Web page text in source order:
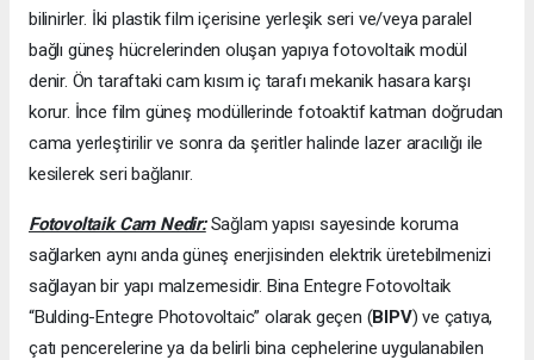
bilinirler. İki plastik film içerisine yerleşik seri ve/veya paralel
bağlı güneş hücrelerinden oluşan yapıya fotovoltaik modül
denir. Ön taraftaki cam kısım iç tarafı mekanik hasara karşı
korur. İnce film güneş modüllerinde fotoaktif katman doğrudan
cama yerleştirilir ve sonra da şeritler halinde lazer aracılığı ile
kesilerek seri bağlanır.
Fotovoltaik Cam Nedir:Sağlam yapısı sayesinde koruma
sağlarken aynı anda güneş enerjisinden elektrik üretebilmenizi
sağlayan bir yapı malzemesidir. Bina Entegre Fotovoltaik
“Bulding-Entegre Photovoltaic” olarak geçen (BIPV) ve çatıya,
çatı pencerelerine ya da belirli bina cephelerine uygulanabilen